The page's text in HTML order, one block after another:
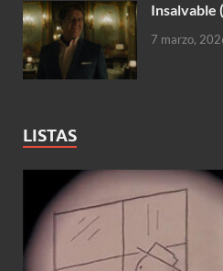
Insalvable
7 marzo,
LISTAS